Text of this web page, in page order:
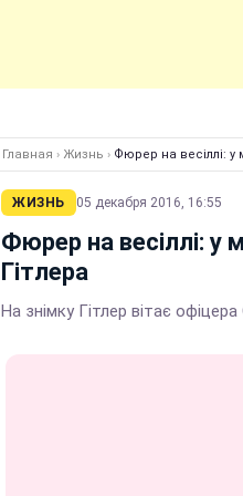
Главная › Жизнь › Фюрер на весіллі: у
ЖИЗНЬ 05 декабря 2016, 16:55
Фюрер на весіллі: у
Гітлера
На знімку Гітлер вітає